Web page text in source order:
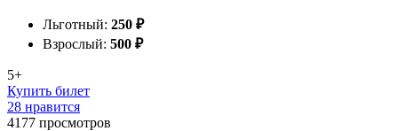
Льготный: 250 ₽
Взрослый: 500 ₽
5+
Купить билет
28 нравится
4177 просмотров